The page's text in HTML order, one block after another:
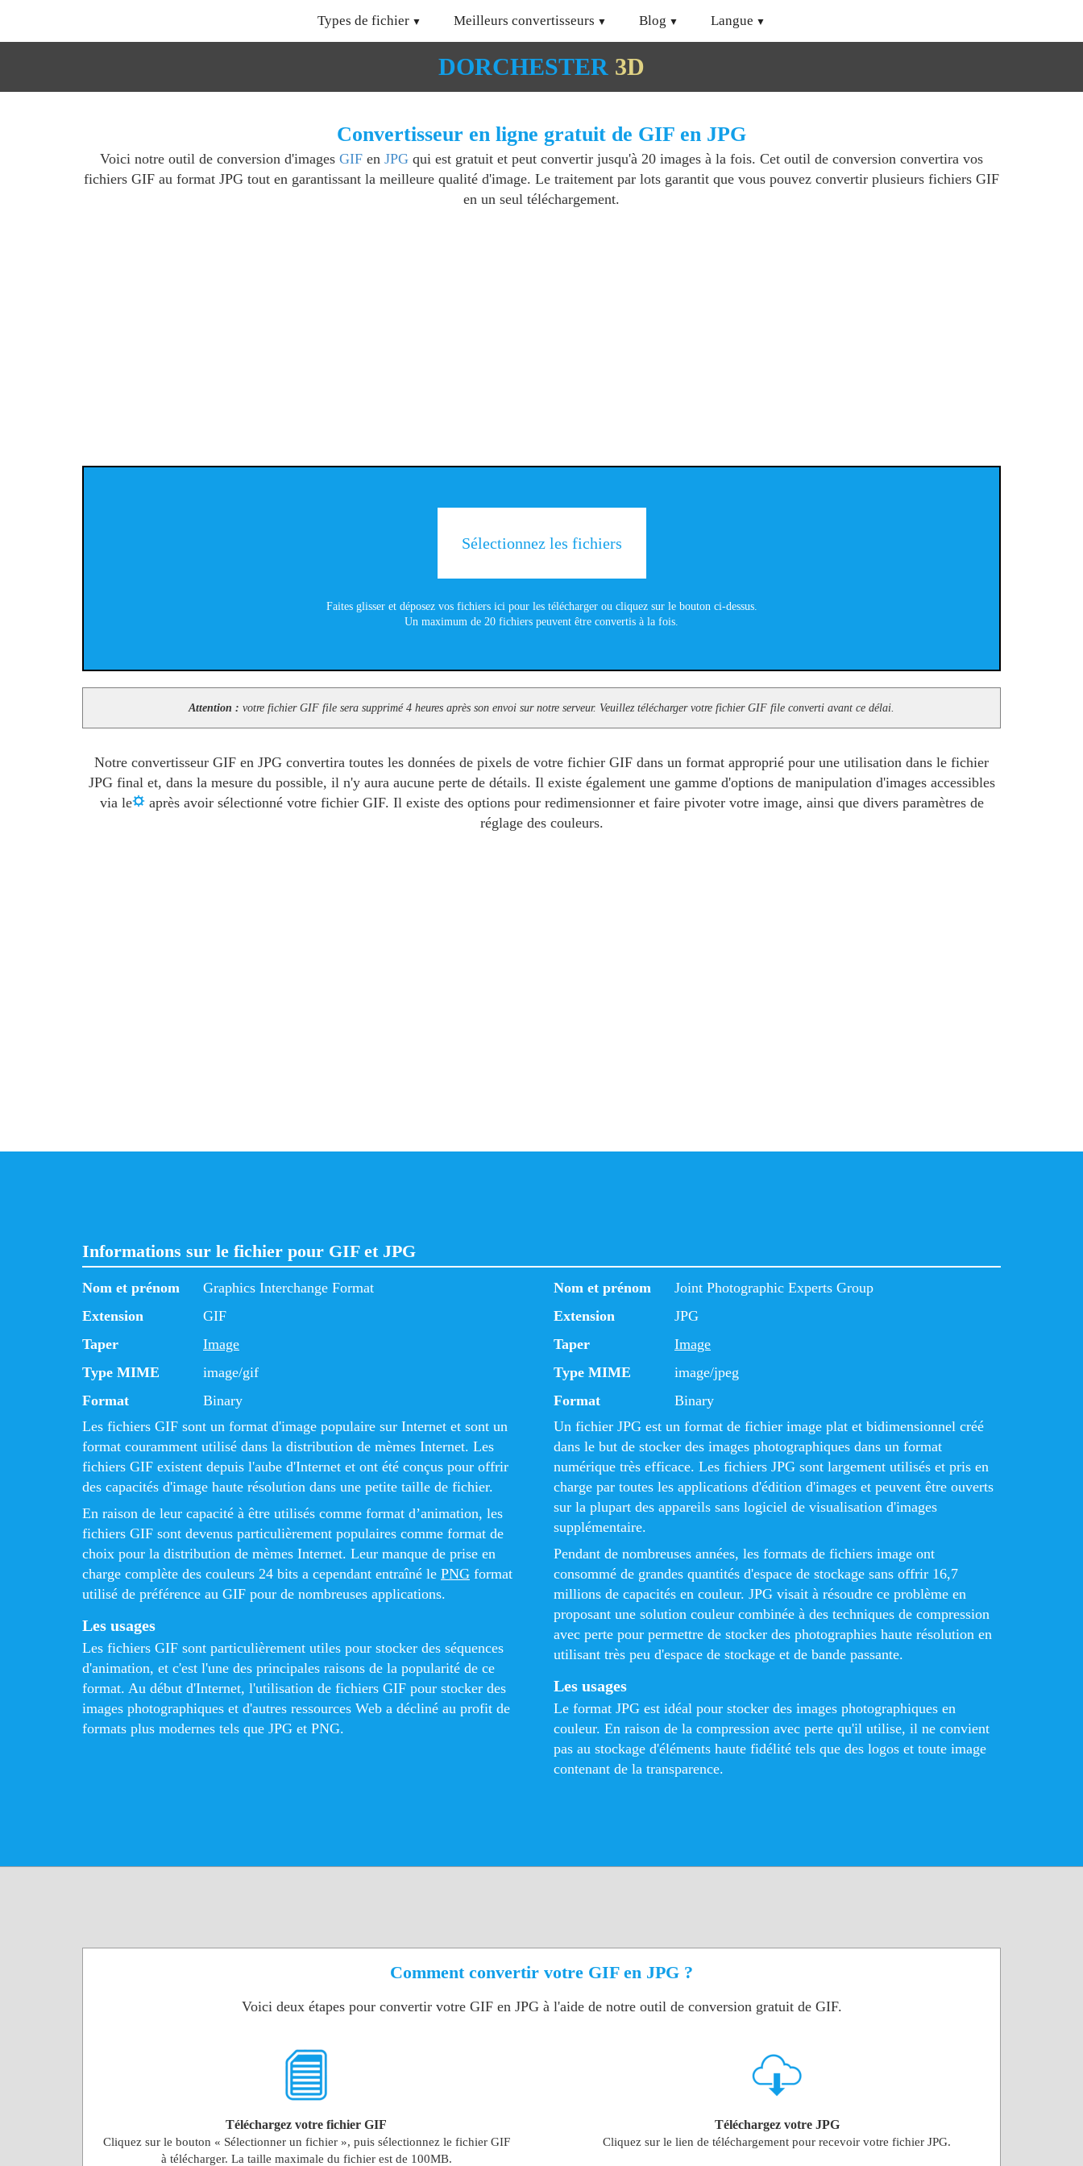
Types de fichier Meilleurs convertisseurs Blog Langue
DORCHESTER 3D
Convertisseur en ligne gratuit de GIF en JPG
Voici notre outil de conversion d'images GIF en JPG qui est gratuit et peut convertir jusqu'à 20 images à la fois. Cet outil de conversion convertira vos
fichiers GIF au format JPG tout en garantissant la meilleure qualité d'image. Le traitement par lots garantit que vous pouvez convertir plusieurs fichiers GIF
en un seul téléchargement.
Sélectionnez les fichiers
Faites glisser et déposez vos fichiers ici pour les télécharger ou cliquez sur le bouton ci-dessus.
Un maximum de 20 fichiers peuvent être convertis à la fois.
Attention : votre fichier GIF file sera supprimé 4 heures après son envoi sur notre serveur. Veuillez télécharger votre fichier GIF file converti avant ce délai.
Notre convertisseur GIF en JPG convertira toutes les données de pixels de votre fichier GIF dans un format approprié pour une utilisation dans le fichier
JPG final et, dans la mesure du possible, il n'y aura aucune perte de détails. Il existe également une gamme d'options de manipulation d'images accessibles
via le
après avoir sélectionné votre fichier GIF. Il existe des options pour redimensionner et faire pivoter votre image, ainsi que divers paramètres de
réglage des couleurs.
Informations sur le fichier pour GIF et JPG
Nom et prénom
Graphics Interchange Format
Extension
GIF
Taper
Image
Type MIME
image/gif
Format
Binary
Les fichiers GIF sont un format d'image populaire sur Internet et sont un
format couramment utilisé dans la distribution de mèmes Internet. Les
fichiers GIF existent depuis l'aube d'Internet et ont été conçus pour offrir
des capacités d'image haute résolution dans une petite taille de fichier.
En raison de leur capacité à être utilisés comme format d’animation, les
fichiers GIF sont devenus particulièrement populaires comme format de
choix pour la distribution de mèmes Internet. Leur manque de prise en
charge complète des couleurs 24 bits a cependant entraîné le PNG format
utilisé de préférence au GIF pour de nombreuses applications.
Les usages
Les fichiers GIF sont particulièrement utiles pour stocker des séquences
d'animation, et c'est l'une des principales raisons de la popularité de ce
format. Au début d'Internet, l'utilisation de fichiers GIF pour stocker des
images photographiques et d'autres ressources Web a décliné au profit de
formats plus modernes tels que JPG et PNG.
Nom et prénom
Joint Photographic Experts Group
Extension
JPG
Taper
Image
Type MIME
image/jpeg
Format
Binary
Un fichier JPG est un format de fichier image plat et bidimensionnel créé
dans le but de stocker des images photographiques dans un format
numérique très efficace. Les fichiers JPG sont largement utilisés et pris en
charge par toutes les applications d'édition d'images et peuvent être ouverts
sur la plupart des appareils sans logiciel de visualisation d'images
supplémentaire.
Pendant de nombreuses années, les formats de fichiers image ont
consommé de grandes quantités d'espace de stockage sans offrir 16,7
millions de capacités en couleur. JPG visait à résoudre ce problème en
proposant une solution couleur combinée à des techniques de compression
avec perte pour permettre de stocker des photographies haute résolution en
utilisant très peu d'espace de stockage et de bande passante.
Les usages
Le format JPG est idéal pour stocker des images photographiques en
couleur. En raison de la compression avec perte qu'il utilise, il ne convient
pas au stockage d'éléments haute fidélité tels que des logos et toute image
contenant de la transparence.
Comment convertir votre GIF en JPG ?
Voici deux étapes pour convertir votre GIF en JPG à l'aide de notre outil de conversion gratuit de GIF.
Téléchargez votre fichier GIF
Cliquez sur le bouton « Sélectionner un fichier », puis sélectionnez le fichier GIF
à télécharger. La taille maximale du fichier est de 100MB.
Téléchargez votre JPG
Cliquez sur le lien de téléchargement pour recevoir votre fichier JPG.